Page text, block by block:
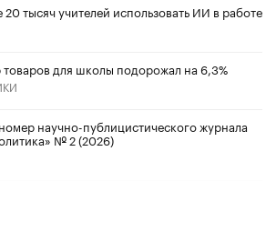
тысяч учителей использовать ИИ в работе
для школы подорожал на 6,3%
научно-публицистического журнала
№ 2 (2026)